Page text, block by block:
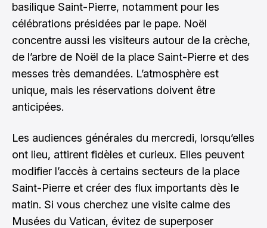
basilique Saint-Pierre, notamment pour les
célébrations présidées par le pape. Noël
concentre aussi les visiteurs autour de la crèche,
de l’arbre de Noël de la place Saint-Pierre et des
messes très demandées. L’atmosphère est
unique, mais les réservations doivent être
anticipées.
Les audiences générales du mercredi, lorsqu’elles
ont lieu, attirent fidèles et curieux. Elles peuvent
modifier l’accès à certains secteurs de la place
Saint-Pierre et créer des flux importants dès le
matin. Si vous cherchez une visite calme des
Musées du Vatican, évitez de superposer